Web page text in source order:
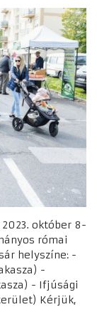
október 8-
római
helyszíne: -
-
- Ifjúsági
Kérjük,